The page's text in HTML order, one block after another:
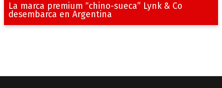
La marca premium “chino-sueca” Lynk & Co
desembarca en Argentina